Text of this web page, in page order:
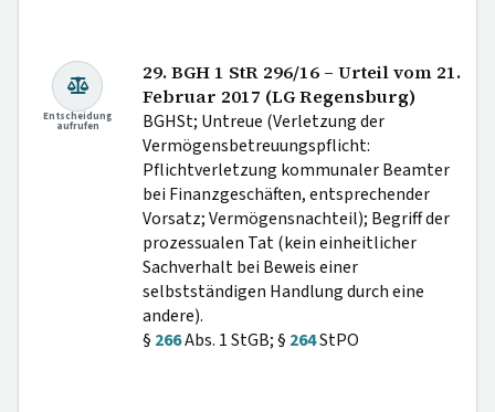
Entscheidung
aufrufen
29. BGH 1 StR 296/16 – Urteil vom 21.
Februar 2017 (LG Regensburg)
BGHSt; Untreue (Verletzung der
Vermögensbetreuungspflicht:
Pflichtverletzung kommunaler Beamter
bei Finanzgeschäften, entsprechender
Vorsatz; Vermögensnachteil); Begriff der
prozessualen Tat (kein einheitlicher
Sachverhalt bei Beweis einer
selbstständigen Handlung durch eine
andere).
§ 266Abs. 1 StGB; § 264StPO